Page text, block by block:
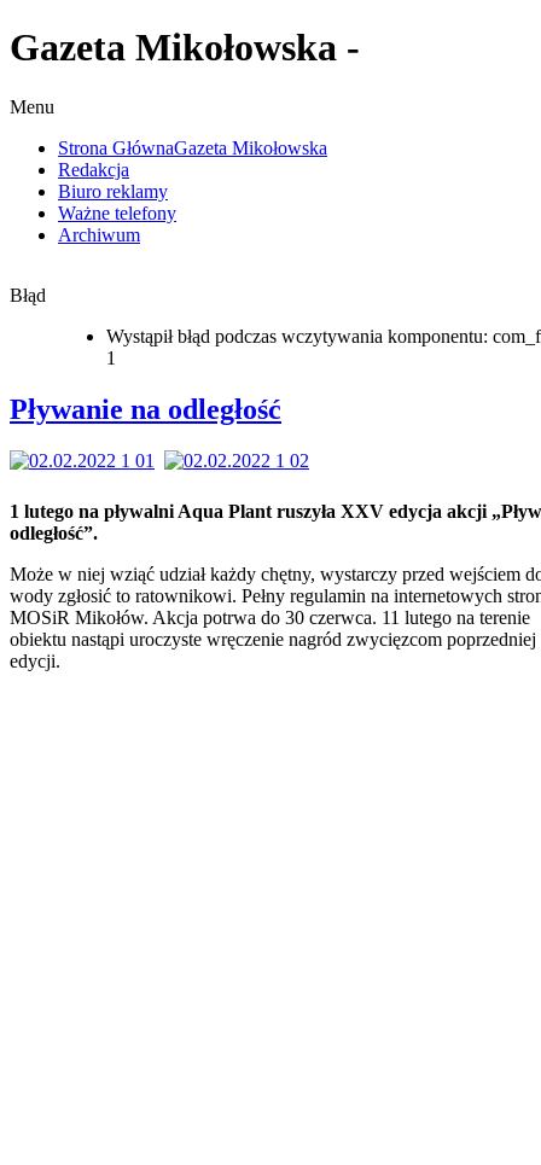
Gazeta Mikołowska -
Menu
Strona GłównaGazeta Mikołowska
Redakcja
Biuro reklamy
Ważne telefony
Archiwum
Błąd
Wystąpił błąd podczas wczytywania komponentu:
1
Pływanie na odległość
1 lutego na pływalni Aqua Plant ruszyła XXV edycja akcji
odległość”.
Może w niej wziąć udział każdy chętny, wystarczy przed wejściem
wody zgłosić to ratownikowi. Pełny regulamin na internetowych
MOSiR Mikołów. Akcja potrwa do 30 czerwca. 11 lutego na terenie
obiektu nastąpi uroczyste wręczenie nagród zwycięzcom poprzedniej
edycji.